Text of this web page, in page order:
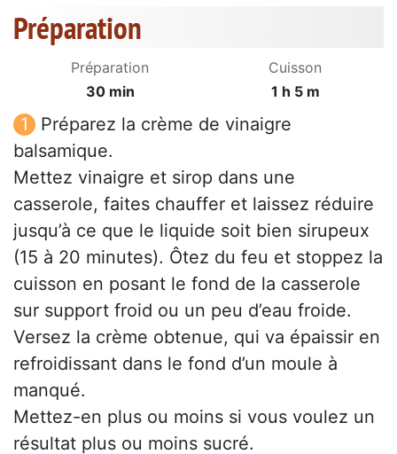
Préparation
Préparation
30 min
Cuisson
1 h 5 m
Préparez la crème de vinaigre
balsamique.
Mettez vinaigre et sirop dans une
casserole, faites chauffer et laissez réduire
jusqu’à ce que le liquide soit bien sirupeux
(15 à 20 minutes). Ôtez du feu et stoppez la
cuisson en posant le fond de la casserole
sur support froid ou un peu d’eau froide.
Versez la crème obtenue, qui va épaissir en
refroidissant dans le fond d’un moule à
manqué.
Mettez-en plus ou moins si vous voulez un
résultat plus ou moins sucré.